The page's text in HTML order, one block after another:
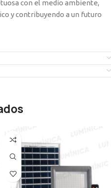
con el medio ambiente,
y contribuyendo a un futuro